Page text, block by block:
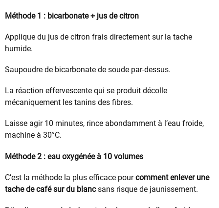
Méthode 1 : bicarbonate + jus de citron
Applique du jus de citron frais directement sur la tache
humide.
Saupoudre de bicarbonate de soude par-dessus.
La réaction effervescente qui se produit décolle
mécaniquement les tanins des fibres.
Laisse agir 10 minutes, rince abondamment à l’eau froide,
machine à 30°C.
Méthode 2 : eau oxygénée à 10 volumes
C’est la méthode la plus efficace pourcomment enlever une
tache de café sur du blancsans risque de jaunissement.